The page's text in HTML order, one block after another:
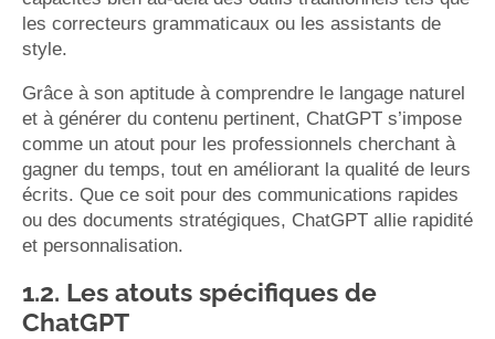
les correcteurs grammaticaux ou les assistants de
style.
Grâce à son aptitude à comprendre le langage naturel
et à générer du contenu pertinent, ChatGPT s’impose
comme un atout pour les professionnels cherchant à
gagner du temps, tout en améliorant la qualité de leurs
écrits. Que ce soit pour des communications rapides
ou des documents stratégiques, ChatGPT allie rapidité
et personnalisation.
1.2. Les atouts spécifiques de
ChatGPT